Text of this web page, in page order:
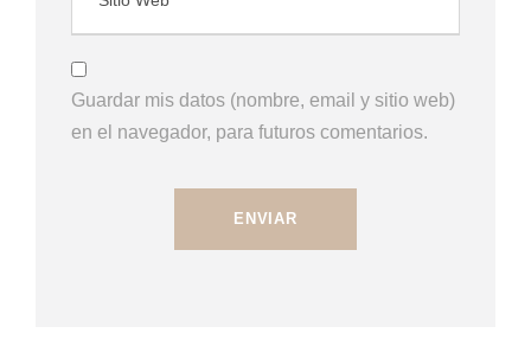
Guardar mis datos (nombre, email y sitio web)
en el navegador, para futuros comentarios.